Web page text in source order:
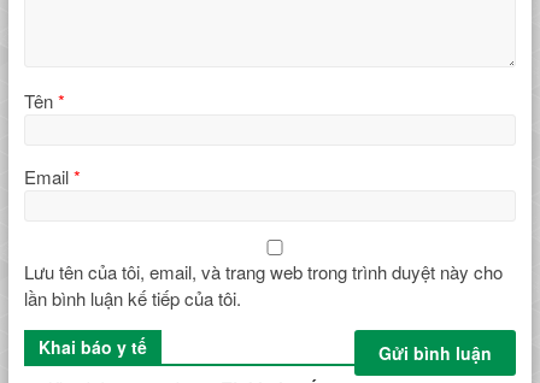
Tên*
Email*
Lưu tên của tôi, email, và trang web trong trình duyệt này cho
lần bình luận kế tiếp của tôi.
Khai báo y tế